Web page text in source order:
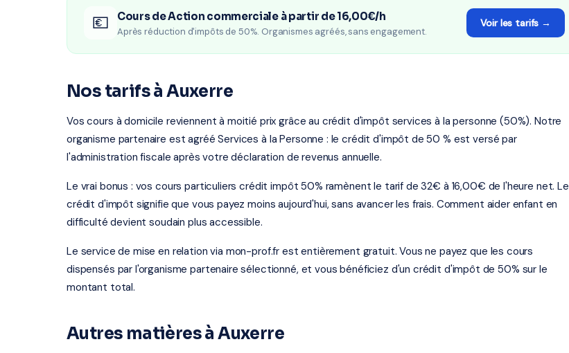
💶 Cours de Action commerciale à partir de 16,00€/h
Après réduction d'impôts de 50%. Organismes agréés, sans engagement.
Voir les tarifs →
Nos tarifs à Auxerre
Vos cours à domicile reviennent à moitié prix grâce au crédit d'impôt services à la personne (50%). Notre
organisme partenaire est agréé Services à la Personne : le crédit d'impôt de 50 % est versé par
l'administration fiscale après votre déclaration de revenus annuelle.
Le vrai bonus : vos cours particuliers crédit impôt 50% ramènent le tarif de 32€ à 16,00€ de l'heure net. Le
crédit d'impôt signifie que vous payez moins aujourd'hui, sans avancer les frais. Comment aider enfant en
difficulté devient soudain plus accessible.
Le service de mise en relation via mon-prof.fr est entièrement gratuit. Vous ne payez que les cours
dispensés par l'organisme partenaire sélectionné, et vous bénéficiez d'un crédit d'impôt de 50% sur le
montant total.
Autres matières à Auxerre